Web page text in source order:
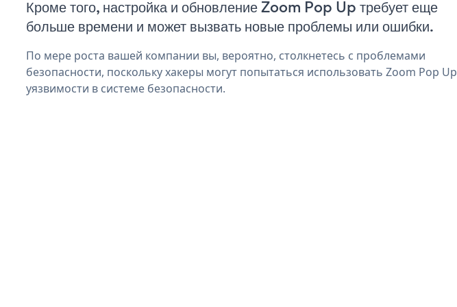
Кроме того, настройка и обновление Zoom Pop Up требует еще
больше времени и может вызвать новые проблемы или ошибки.
По мере роста вашей компании вы, вероятно, столкнетесь с проблемами
безопасности, поскольку хакеры могут попытаться использовать Zoom Pop Up
уязвимости в системе безопасности.